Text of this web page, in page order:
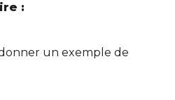
:
un exemple de